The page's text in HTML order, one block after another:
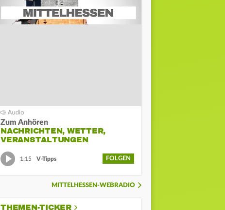
Zum Anhören
NACHRICHTEN, WETTER,
VERANSTALTUNGEN
1:15 V-Tipps FOLGEN
MITTELHESSEN-WEBRADIO
THEMEN-TICKER